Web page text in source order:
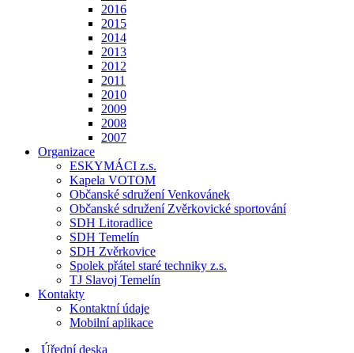
2016
2015
2014
2013
2012
2011
2010
2009
2008
2007
Organizace
ESKYMÁCI z.s.
Kapela VOTOM
Občanské sdružení Venkovánek
Občanské sdružení Zvěrkovické sportování
SDH Litoradlice
SDH Temelín
SDH Zvěrkovice
Spolek přátel staré techniky z.s.
TJ Slavoj Temelín
Kontakty
Kontaktní údaje
Mobilní aplikace
Úřední deska